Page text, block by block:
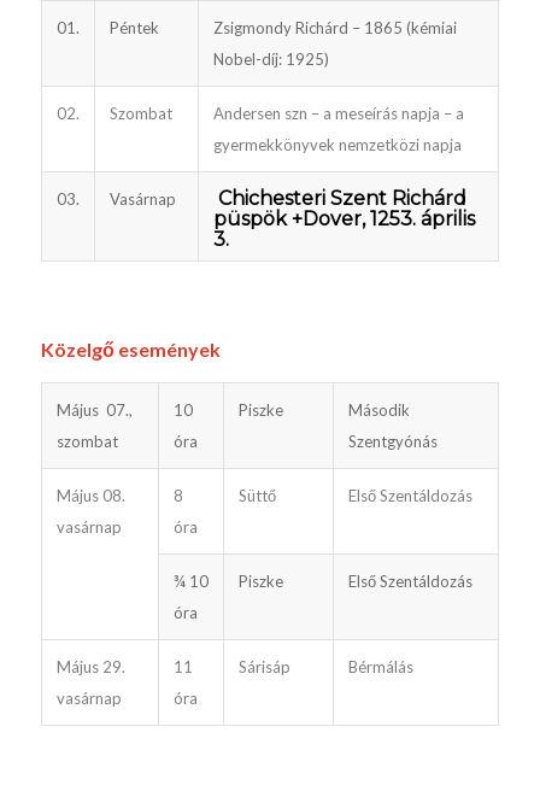
01. Péntek
Zsigmondy Richárd – 1865 (kémiai
Nobel-díj: 1925)
02. Szombat
Andersen szn – a meseírás napja – a
gyermekkönyvek nemzetközi napja
03. Vasárnap
Chichesteri Szent Richárd
püspök +Dover, 1253. április
3.
Közelgő események
Május 07.,
szombat
10
óra
Piszke
Második
Szentgyónás
Május 08.
vasárnap
8
óra
Süttő Első Szentáldozás
¾ 10
óra
Piszke Első Szentáldozás
Május 29.
vasárnap
11
óra
Sárisáp Bérmálás